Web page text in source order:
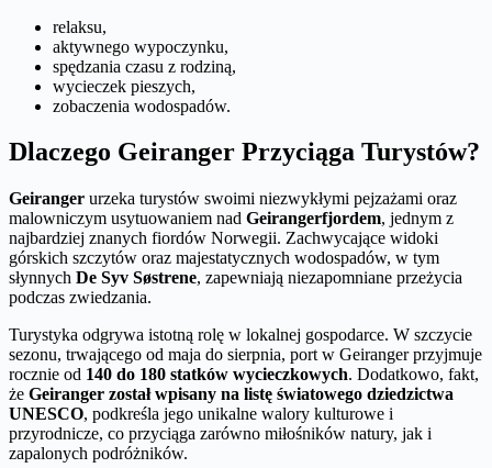
relaksu,
aktywnego wypoczynku,
spędzania czasu z rodziną,
wycieczek pieszych,
zobaczenia wodospadów.
Dlaczego Geiranger Przyciąga Turystów?
Geiranger urzeka turystów swoimi niezwykłymi pejzażami oraz
malowniczym usytuowaniem nad Geirangerfjordem, jednym z
najbardziej znanych fiordów Norwegii. Zachwycające widoki
górskich szczytów oraz majestatycznych wodospadów, w tym
słynnych De Syv Søstrene, zapewniają niezapomniane przeżycia
podczas zwiedzania.
Turystyka odgrywa istotną rolę w lokalnej gospodarce. W szczycie
sezonu, trwającego od maja do sierpnia, port w Geiranger przyjmuje
rocznie od 140 do 180 statków wycieczkowych. Dodatkowo, fakt,
że Geiranger został wpisany na listę światowego dziedzictwa
UNESCO, podkreśla jego unikalne walory kulturowe i
przyrodnicze, co przyciąga zarówno miłośników natury, jak i
zapalonych podróżników.